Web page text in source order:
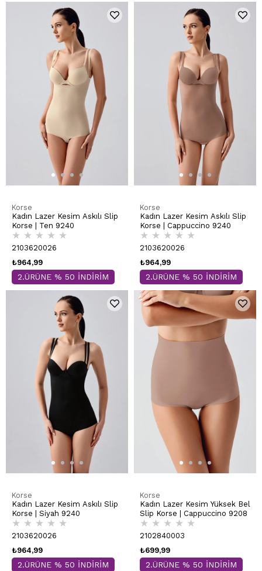
Korse
Kadın Lazer Kesim Askılı Slip
Korse | Ten 9240
★ ★ ★ ★ ★
2103620026
₺964,99
2.ÜRÜNE % 50 İNDİRİM
Korse
Kadın Lazer Kesim Askılı Slip
Korse | Cappuccino 9240
★ ★ ★ ★ ★
2103620026
₺964,99
2.ÜRÜNE % 50 İNDİRİM
Korse
Kadın Lazer Kesim Askılı Slip
Korse | Siyah 9240
★ ★ ★ ★ ★
2103620026
₺964,99
2.ÜRÜNE % 50 İNDİRİM
Korse
Kadın Lazer Kesim Yüksek Bel
Slip Korse | Cappuccino 9208
★ ★ ★ ★ ★
2102840003
₺699,99
2.ÜRÜNE % 50 İNDİRİM